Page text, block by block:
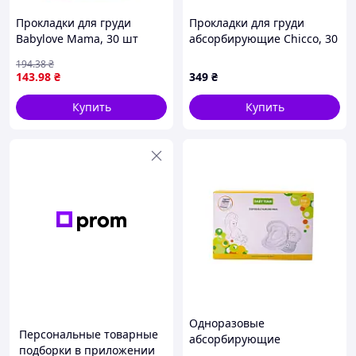
Прокладки для груди
Babylove Mama, 30 шт
143.98 ₴
194.38₴
Купить
Прокладки для груди
абсорбирующие Chicco, 30
349 ₴
Купить
Персональные товарные
подборки в приложении
Одноразовые
абсорбирующие